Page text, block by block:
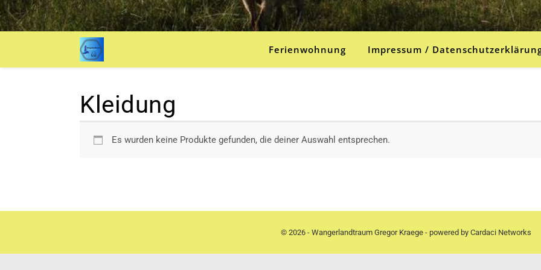
Ferienwohnung Impressum /
Kleidung
Es wurden keine Produkte gefunden, die deiner Auswahl entsprechen.
© 2026 - Wangerlandtraum Gregor Kraege - powered by Cardaci Networks